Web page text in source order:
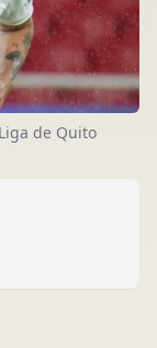
de Quito